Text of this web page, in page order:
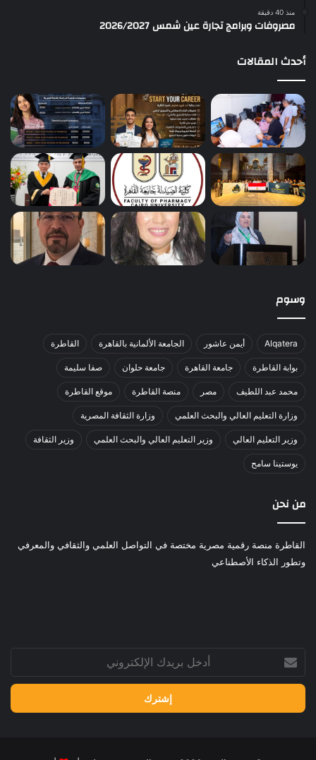
منذ 40 دقيقة
مصروفات وبرامج تجارة عين شمس 2026/2027
أحدث المقالات
وسوم
Alqatera أيمن عاشور الجامعة الألمانية بالقاهرة القاطرة
بوابة القاطرة جامعة القاهرة جامعة حلوان صفا سليمة
محمد عبد اللطيف مصر منصة القاطرة موقع القاطرة
وزارة التعليم العالي والبحث العلمي وزارة الثقافة المصرية
وزير التعليم العالي وزير التعليم العالي والبحث العلمي وزير الثقافة
يوستينا سامح
من نحن
القاطرة منصة رقمية مصرية مختصة في التواصل العلمي والثقافي والمعرفي
وتطور الذكاء الأصطناعي
بريدك
الإلكتروني